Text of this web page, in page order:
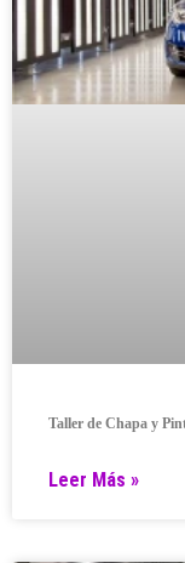
Taller de Chapa y
Leer Más »